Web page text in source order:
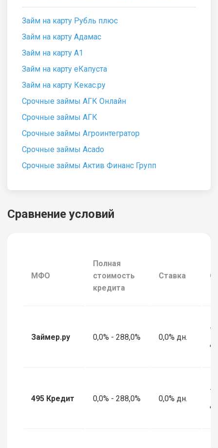
Займ на карту Рубль плюс
Займ на карту Адамас
Займ на карту А1
Займ на карту еКапуста
Займ на карту Кекас.ру
Срочные займы АГК Онлайн
Срочные займы АГК
Срочные займы Агроинтегратор
Срочные займы Acado
Срочные займы Актив Финанс Групп
Сравнение условий
МФО
Полная
стоимость
кредита
Ставка
Займер.ру 0,0% - 288,0% 0,0% дн.
7
495 Кредит 0,0% - 288,0% 0,0% дн.
7